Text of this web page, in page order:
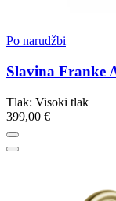
Po narudžbi
Slavina Franke
Tlak: Visoki tlak
399,00 €